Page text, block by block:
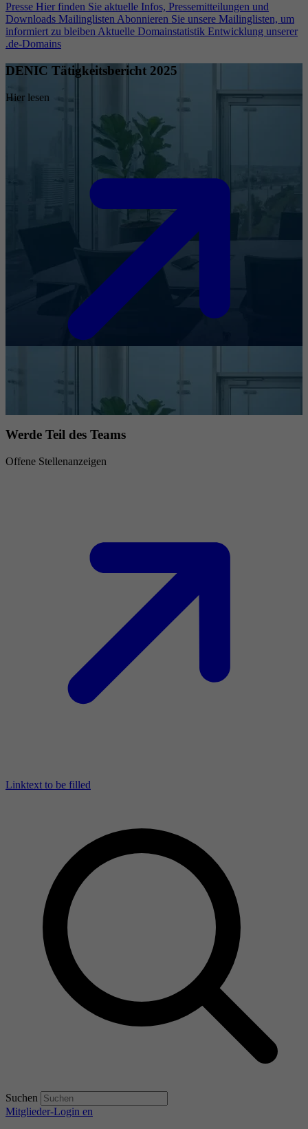
Presse Hier finden Sie aktuelle Infos, Pressemitteilungen und
Downloads Mailinglisten Abonnieren Sie unsere Mailinglisten, um
informiert zu bleiben Aktuelle Domainstatistik Entwicklung unserer
.de-Domains
DENIC Tätigkeitsbericht 2025
Hier lesen
Werde Teil des Teams
Offene Stellenanzeigen
Linktext to be filled
Suchen
Mitglieder-Login en